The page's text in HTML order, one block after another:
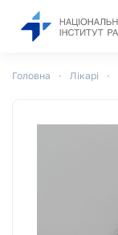
Головна Лікарі